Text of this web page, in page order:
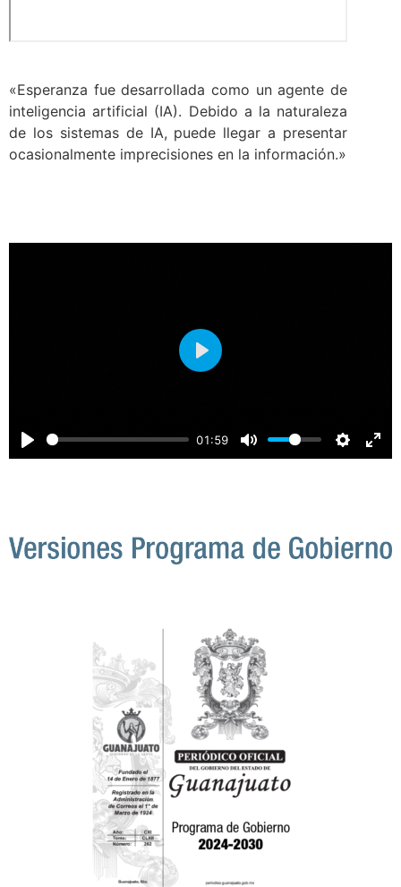
«Esperanza fue desarrollada como un agente de
inteligencia artificial (IA). Debido a la naturaleza
de los sistemas de IA, puede llegar a presentar
ocasionalmente imprecisiones en la información.»
01:59
Play